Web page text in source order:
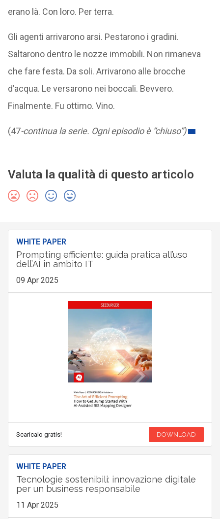
erano là. Con loro. Per terra.
Gli agenti arrivarono arsi. Pestarono i gradini.
Saltarono dentro le nozze immobili. Non rimaneva
che fare festa. Da soli. Arrivarono alle brocche
d’acqua. Le versarono nei boccali. Bevvero.
Finalmente. Fu ottimo. Vino.
(47-continua la serie. Ogni episodio è “chiuso”)
Valuta la qualità di questo articolo
WHITE PAPER
Prompting efficiente: guida pratica all’uso
dell’AI in ambito IT
09 Apr 2025
Scaricalo gratis! DOWNLOAD
WHITE PAPER
Tecnologie sostenibili: innovazione digitale
per un business responsabile
11 Apr 2025